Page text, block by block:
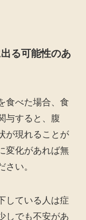
る可能性のあ
食べた場合、食
与すると、腹
が現れることが
変化があれば無
い。
している人は症
しでも不安があ